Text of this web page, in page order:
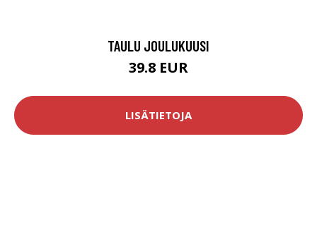
TAULU JOULUKUUSI
39.8 EUR
LISÄTIETOJA